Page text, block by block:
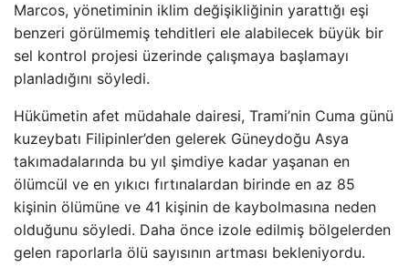
Marcos, yönetiminin iklim değişikliğinin yarattığı eşi
benzeri görülmemiş tehditleri ele alabilecek büyük bir
sel kontrol projesi üzerinde çalışmaya başlamayı
planladığını söyledi.
Hükümetin afet müdahale dairesi, Trami’nin Cuma günü
kuzeybatı Filipinler’den gelerek Güneydoğu Asya
takımadalarında bu yıl şimdiye kadar yaşanan en
ölümcül ve en yıkıcı fırtınalardan birinde en az 85
kişinin ölümüne ve 41 kişinin de kaybolmasına neden
olduğunu söyledi. Daha önce izole edilmiş bölgelerden
gelen raporlarla ölü sayısının artması bekleniyordu.